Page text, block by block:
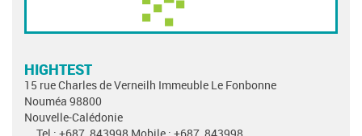
HIGHTEST
15 rue Charles de Verneilh Immeuble Le Fonbonne
Nouméa 98800
Nouvelle-Calédonie